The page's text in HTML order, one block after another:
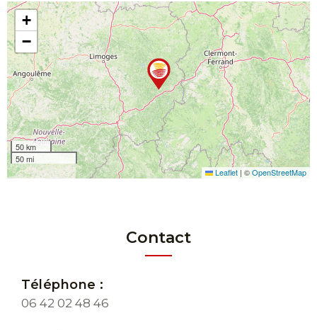
+
−
50 km
50 mi
Leaflet | ©OpenStreetMap
Contact
Téléphone :
06 42 02 48 46